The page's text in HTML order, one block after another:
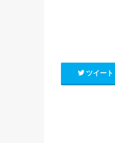
ツイート